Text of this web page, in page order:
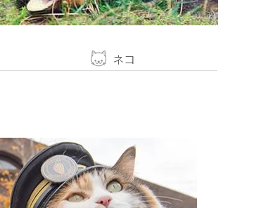
ネコ